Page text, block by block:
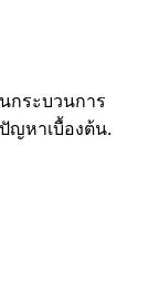
กระบวนการ
ญหาเบื้องต้น.